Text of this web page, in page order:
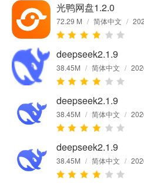
光鸭网盘1.2.0
72.29 M / 简体中文 /
deepseek2.1.9
38.45M / 简体中文 /
deepseek2.1.9
38.45M / 简体中文 /
deepseek2.1.9
38.45M / 简体中文 /